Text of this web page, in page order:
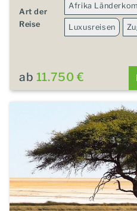
Art der
Reise
Afrika
Luxusreisen
ab 11.750 €